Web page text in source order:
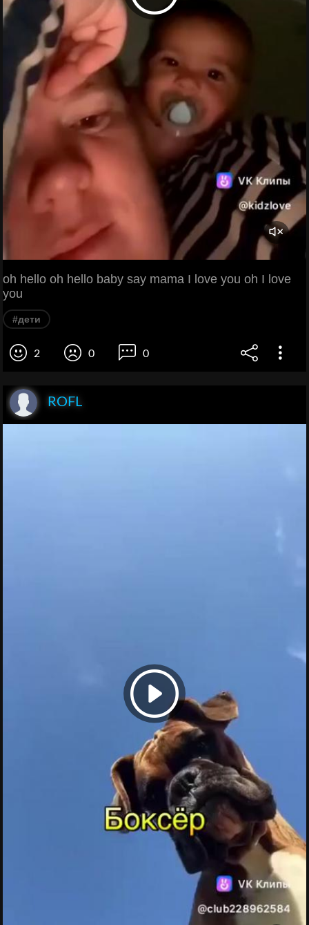
oh hello oh hello baby say mama I love you oh I love
you
#дети
2 0 0
ROFL